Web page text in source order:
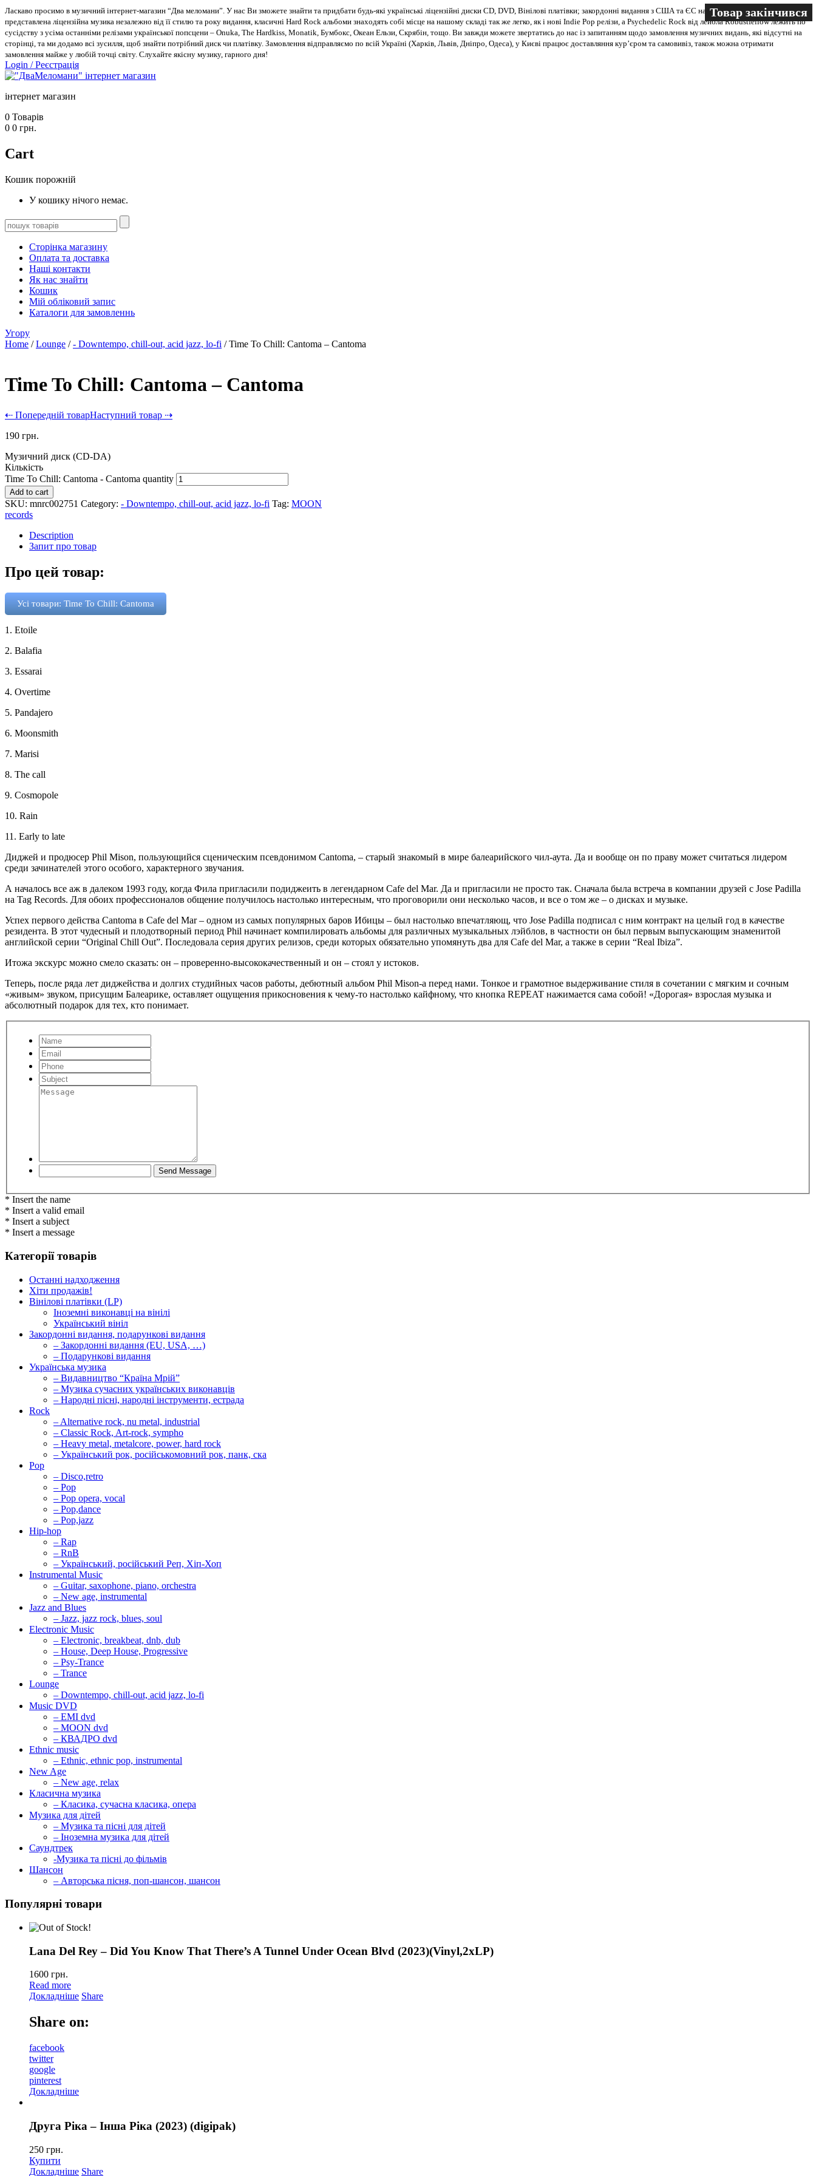
Ласкаво просимо в музичний інтернет-магазин “Два меломани”. У нас Ви зможете знайти та придбати будь-які українські ліцензійні диски CD, DVD, Вінілові платівки; закордонні видання з США та ЄС на всіх носіях. В магазині
представлена ліцензійна музика незалежно від її стилю та року видання, класичні Hard Rock альбоми знаходять собі місце на нашому складі так же легко, як і нові Indie Pop релізи, а Psychedelic Rock від лейбла Robustfellow лежить по
сусідству з усіма останніми релізами української попсцени – Onuka, The Hardkiss, Monatik, Бумбокс, Океан Ельзи, Скрябін, тощо. Ви завжди можете звертатись до нас із запитанням щодо замовлення музичних видань, які відсутні на
сторінці, та ми додамо всі зусилля, щоб знайти потрібний диск чи платівку. Замовлення відправляємо по всій Україні (Харків, Львів, Дніпро, Одеса), у Києві працює доставляння кур’єром та самовивіз, також можна отримати
замовлення майже у любій точці світу. Слухайте якісну музику, гарного дня!
Login /Реєстрація
інтернет магазин
0 Товарів
0 0 грн.
Cart
Кошик порожній
У кошику нічого немає.
Сторінка магазину
Оплата та доставка
Наші контакти
Як нас знайти
Кошик
Мій обліковий запис
Каталоги для замовленнь
Угору
Home /Lounge /- Downtempo, chill-out, acid jazz, lo-fi / Time To Chill: Cantoma – Cantoma
Time To Chill: Cantoma – Cantoma
⇠ Попередній товарНаступний товар ⇢
190 грн.
Музичний диск (CD-DA)
Кількість
Time To Chill: Cantoma - Cantoma quantity
Add to cart
SKU: mnrc002751 Category: - Downtempo, chill-out, acid jazz, lo-fi Tag: MOON
records
Description
Запит про товар
Про цей товар:
Усі товари: Time To Chill: Cantoma
1. Etoile
2. Balafia
3. Essarai
4. Overtime
5. Pandajero
6. Moonsmith
7. Marisi
8. The call
9. Cosmopole
10. Rain
11. Early to late
Диджей и продюсер Phil Mison, пользующийся сценическим псевдонимом Cantoma, – старый знакомый в мире балеарийского чил-аута. Да и вообще он по праву может считаться лидером
среди зачинателей этого особого, характерного звучания.
А началось все аж в далеком 1993 году, когда Фила пригласили подиджеить в легендарном Cafe del Mar. Да и пригласили не просто так. Сначала была встреча в компании друзей с Jose Padilla
на Tag Records. Для обоих профессионалов общение получилось настолько интересным, что проговорили они несколько часов, и все о том же – о дисках и музыке.
Успех первого действа Cantoma в Cafe del Mar – одном из самых популярных баров Ибицы – был настолько впечатляющ, что Jose Padilla подписал с ним контракт на целый год в качестве
резидента. В этот чудесный и плодотворный период Phil начинает компилировать альбомы для различных музыкальных лэйблов, в частности он был первым выпускающим знаменитой
английской серии “Original Chill Out”. Последовала серия других релизов, среди которых обязательно упомянуть два для Cafe del Mar, а также в серии “Real Ibiza”.
Итожа экскурс можно смело сказать: он – проверенно-высококачественный и он – стоял у истоков.
Теперь, после ряда лет диджейства и долгих студийных часов работы, дебютный альбом Phil Mison-a перед нами. Тонкое и грамотное выдерживание стиля в сочетании с мягким и сочным
«живым» звуком, присущим Балеарике, оставляет ощущения прикосновения к чему-то настолько кайфному, что кнопка REPEAT нажимается сама собой! «Дорогая» взрослая музыка и
абсолютный подарок для тех, кто понимает.
* Insert the name
* Insert a valid email
* Insert a subject
* Insert a message
Категорії товарів
Останні надходження
Хіти продажів!
Вінілові платівки (LP)
Іноземні виконавці на вінілі
Український вініл
Закордонні видання, подарункові видання
– Закордонні видання (EU, USA, …)
– Подарункові видання
Українська музика
– Видавництво “Країна Мрій”
– Музика сучасних українських виконавців
– Народні пісні, народні інструменти, естрада
Rock
– Alternative rock, nu metal, industrial
– Classic Rock, Art-rock, sympho
– Heavy metal, metalcore, power, hard rock
– Український рок, російськомовний рок, панк, ска
Pop
– Disco,retro
– Pop
– Pop opera, vocal
– Pop,dance
– Pop,jazz
Hip-hop
– Rap
– RnB
– Український, російський Реп, Хіп-Хоп
Instrumental Music
– Guitar, saxophone, piano, orchestra
– New age, instrumental
Jazz and Blues
– Jazz, jazz rock, blues, soul
Electronic Music
– Electronic, breakbeat, dnb, dub
– House, Deep House, Progressive
– Psy-Trance
– Trance
Lounge
– Downtempo, chill-out, acid jazz, lo-fi
Music DVD
– EMI dvd
– MOON dvd
– КВАДРО dvd
Ethnic music
– Ethnic, ethnic pop, instrumental
New Age
– New age, relax
Класична музика
– Класика, сучасна класика, опера
Музика для дітей
– Музика та пісні для дітей
– Іноземна музика для дітей
Саундтрек
-Музика та пісні до фільмів
Шансон
– Авторська пісня, поп-шансон, шансон
Популярні товари
Товар закінчився
Lana Del Rey – Did You Know That There’s A Tunnel Under Ocean Blvd (2023)(Vinyl,2xLP)
1600 грн.
Read more
Докладніше Share
Share on:
facebook
twitter
google
pinterest
Докладніше
Друга Ріка – Інша Ріка (2023) (digipak)
250 грн.
Купити
Докладніше Share
Товар закінчився